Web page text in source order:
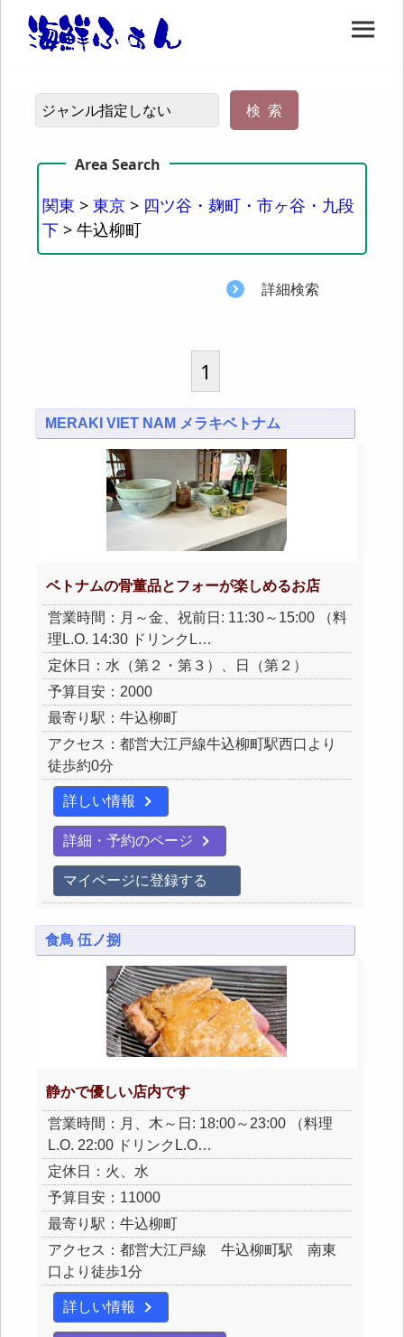
関東 > 東京 > 四ツ谷・麹町・市ヶ谷・九段
下 > 牛込柳町
詳細検索
1
MERAKI VIET NAM メラキベトナム
ベトナムの骨董品とフォーが楽しめるお店
営業時間：月～金、祝前日: 11:30～15:00 （料
理L.O. 14:30 ドリンクL…
定休日：水（第２・第３）、日（第２）
予算目安：2000
最寄り駅：牛込柳町
アクセス：都営大江戸線牛込柳町駅西口より
徒歩約0分
詳しい情報
詳細・予約のページ
マイページに登録する
食鳥 伍ノ捌
静かで優しい店内です
営業時間：月、木～日: 18:00～23:00 （料理
L.O. 22:00 ドリンクL.O…
定休日：火、水
予算目安：11000
最寄り駅：牛込柳町
アクセス：都営大江戸線 牛込柳町駅 南東
口より徒歩1分
詳しい情報